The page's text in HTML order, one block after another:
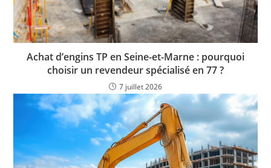
Achat d’engins TP en Seine-et-Marne : pourquoi
choisir un revendeur spécialisé en 77 ?
7 juillet 2026